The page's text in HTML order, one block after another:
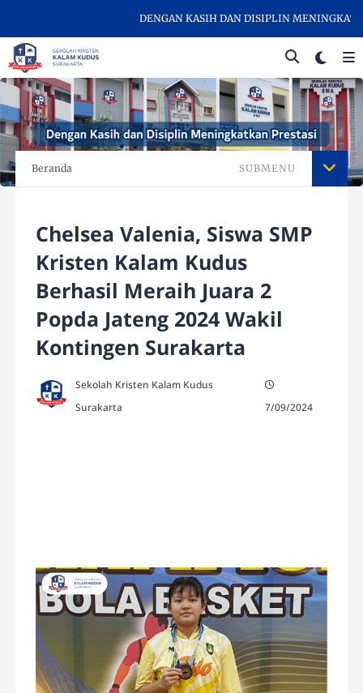
DENGAN KASIH DAN DISIPLIN
Beranda SUBMENU
Chelsea Valenia, Siswa SMP
Kristen Kalam Kudus
Berhasil Meraih Juara 2
Popda Jateng 2024 Wakil
Kontingen Surakarta
Sekolah Kristen Kalam Kudus
Surakarta
7/09/2024